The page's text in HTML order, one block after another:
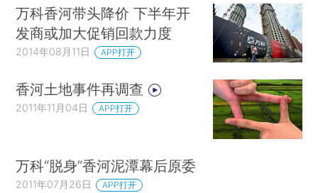
万科香河带头降价 下半年开
发商或加大促销回款力度
2014年08月11日 APP打开
香河土地事件再调查
2011年11月04日 APP打开
万科“脱身”香河泥潭幕后原委
2011年07月26日 APP打开